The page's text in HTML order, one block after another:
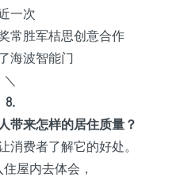
一次
常胜军桔思创意合作
海波智能门
＼
8.
带来怎样的居住质量？
消费者了解它的好处。
屋内去体会，